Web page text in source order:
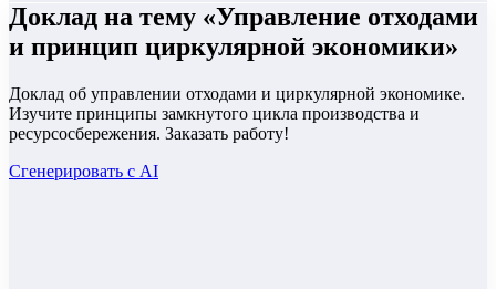
Доклад на тему «Управление отходами
и принцип циркулярной экономики»
Доклад об управлении отходами и циркулярной экономике.
Изучите принципы замкнутого цикла производства и
ресурсосбережения. Заказать работу!
Сгенерировать с AI